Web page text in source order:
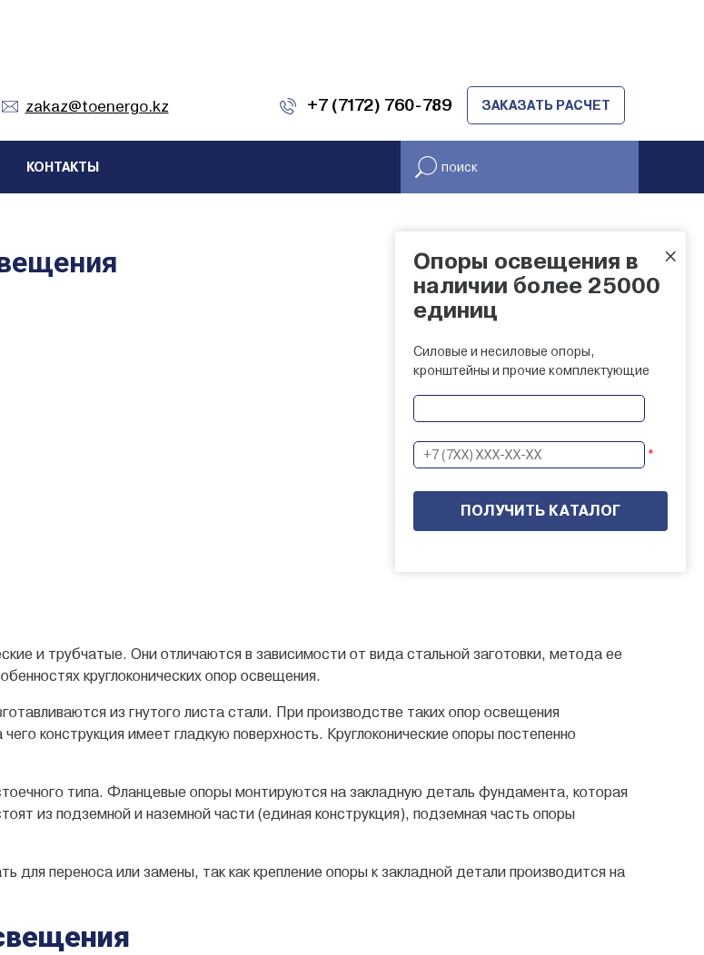
zakaz@toenergo.kz +7 (7172) 760-789 ЗАКАЗАТЬ РАСЧЕТ
КОНТАКТЫ
и трубчатые. Они отличаются в зависимости от вида стальной заготовки, метода ее
круглоконических опор освещения.
из гнутого листа стали. При производстве таких опор освещения
конструкция имеет гладкую поверхность. Круглоконические опоры постепенно
типа. Фланцевые опоры монтируются на закладную деталь фундамента, которая
из подземной и наземной части (единая конструкция), подземная часть опоры
для переноса или замены, так как крепление опоры к закладной детали производится на
×
Опоры освещения в
наличии более 25000
единиц
Силовые и несиловые опоры,
кронштейны и прочие комплектующие
*